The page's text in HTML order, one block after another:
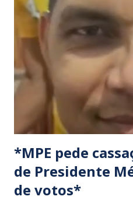
a pauta da pesca artesanal
cumprimento de garantias e
do setor. Motoristas que
regiões na data devem estar
congestionamentos e atrasos.
*MPE pede
de Presidente
de votos*